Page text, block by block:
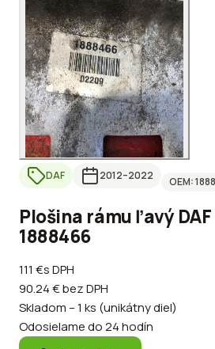
DAF 2012–2022 OEM:
Plošina rámu ľavý DAF
1888466
111 €s DPH
90.24 €bez DPH
Skladom – 1 ks (unikátny diel)
Odosielame do 24 hodín